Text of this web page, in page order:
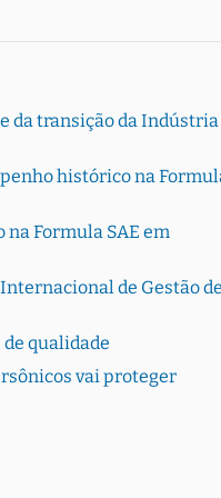
da transição da Indústria
histórico na
Formula SAE em
de Gestão
qualidade
vai proteger